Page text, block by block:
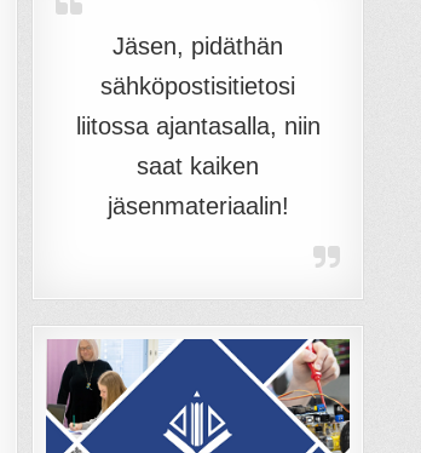
Jäsen, pidäthän
sähköpostisitietosi
liitossa ajantasalla, niin
saat kaiken
jäsenmateriaalin!